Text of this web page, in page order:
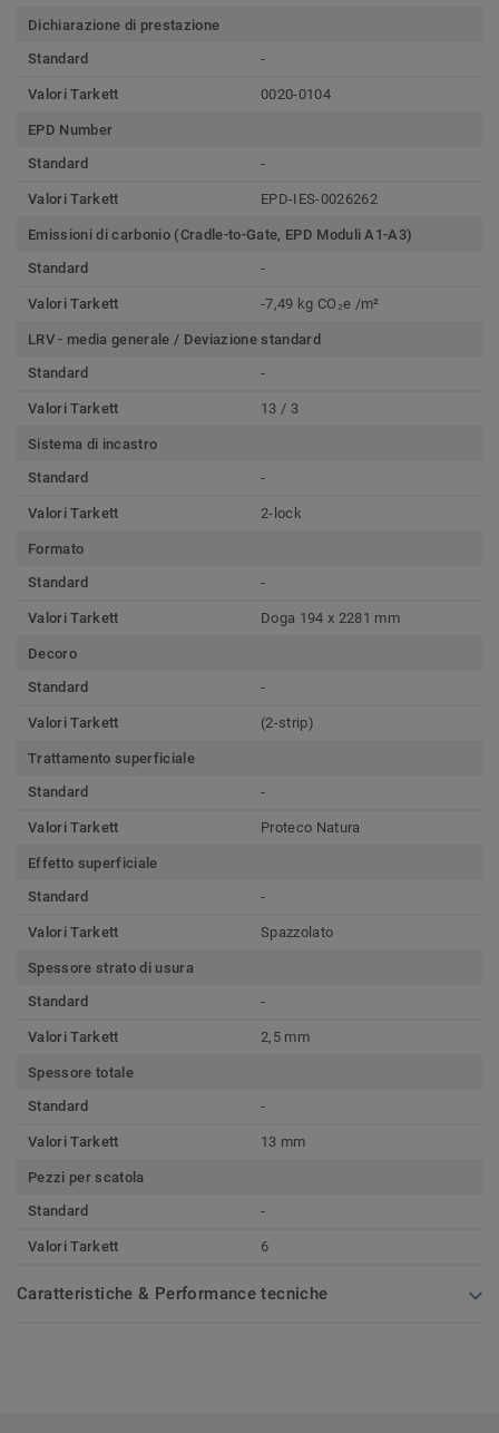
Dichiarazione di prestazione
Standard
-
Valori Tarkett 0020-0104
EPD Number
Standard
-
Valori Tarkett EPD-IES-0026262
Emissioni di carbonio (Cradle-to-Gate, EPD Moduli A1-A3)
Standard
-
Valori Tarkett -7,49 kg CO₂e /m²
LRV - media generale / Deviazione standard
Standard
-
Valori Tarkett 13 / 3
Sistema di incastro
Standard
-
Valori Tarkett 2-lock
Formato
Standard
-
Valori Tarkett Doga 194 x 2281 mm
Decoro
Standard
-
Valori Tarkett (2-strip)
Trattamento superficiale
Standard
-
Valori Tarkett Proteco Natura
Effetto superficiale
Standard
-
Valori Tarkett Spazzolato
Spessore strato di usura
Standard
-
Valori Tarkett 2,5 mm
Spessore totale
Standard
-
Valori Tarkett 13 mm
Pezzi per scatola
Standard
-
Valori Tarkett 6
Caratteristiche & Performance tecniche